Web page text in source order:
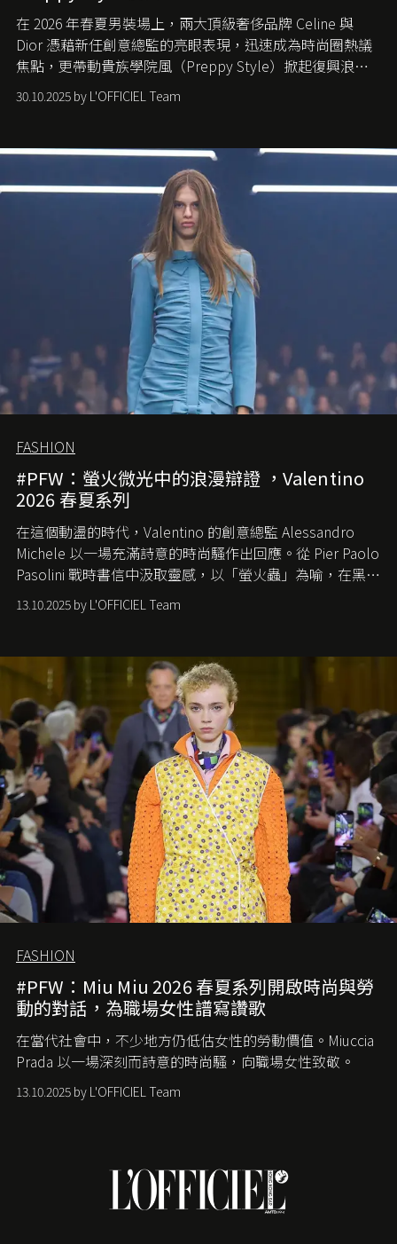
在 2026 年春夏男裝場上，兩大頂級奢侈品牌 Celine 與
Dior 憑藉新任創意總監的亮眼表現，迅速成為時尚圈熱議
焦點，更帶動貴族學院風（Preppy Style）掀起復興浪
潮，讓這股經典風格再度回到大眾視線。
30.10.2025 by L'OFFICIEL Team
FASHION
#PFW：螢火微光中的浪漫辯證 ，Valentino
2026 春夏系列
在這個動盪的時代， Valentino 的創意總監 Alessandro
Michele 以一場充滿詩意的時尚騷作出回應。從 Pier Paolo
Pasolini 戰時書信中汲取靈感，以「螢火蟲」為喻，在黑暗
中找尋希望的微光。
13.10.2025 by L'OFFICIEL Team
FASHION
#PFW：Miu Miu 2026 春夏系列開啟時尚與勞
動的對話，為職場女性譜寫讚歌
在當代社會中，不少地方仍低估女性的勞動價值。 Miuccia
Prada 以一場深刻而詩意的時尚騷，向職場女性致敬。
13.10.2025 by L'OFFICIEL Team